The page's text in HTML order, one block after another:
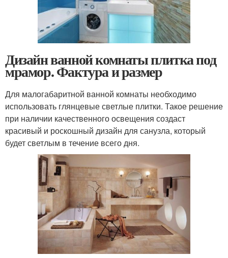
Дизайн ванной комнаты плитка под
мрамор. Фактура и размер
Для малогабаритной ванной комнаты необходимо
использовать глянцевые светлые плитки. Такое решение
при наличии качественного освещения создаст
красивый и роскошный дизайн для санузла, который
будет светлым в течение всего дня.